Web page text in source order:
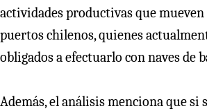
actividades productivas que
puertos chilenos, quienes
obligados a efectuarlo con naves de
Además, el análisis menciona que si